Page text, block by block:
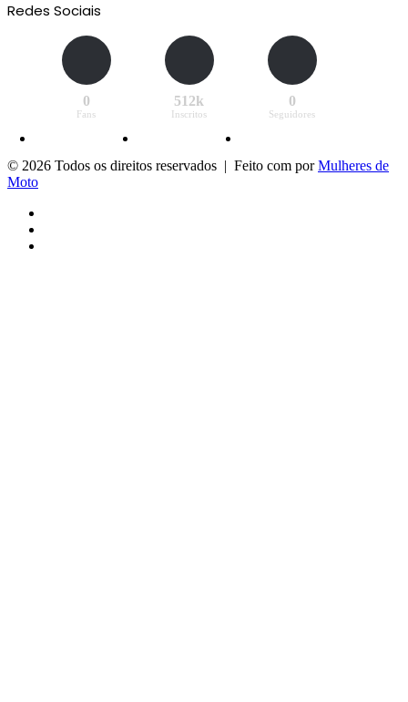
Redes Sociais
0
Fans
512k
Inscritos
0
Seguidores
© 2026 Todos os direitos reservados | Feito com porMulheres de
Moto